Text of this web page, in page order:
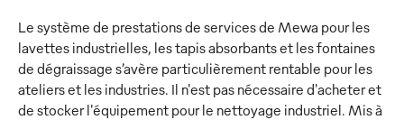
Le système de prestations de services de Mewa pour les
lavettes industrielles, les tapis absorbants et les fontaines
de dégraissage s’avère particulièrement rentable pour les
ateliers et les industries. Il n'est pas nécessaire d'acheter et
de stocker l'équipement pour le nettoyage industriel. Mis à